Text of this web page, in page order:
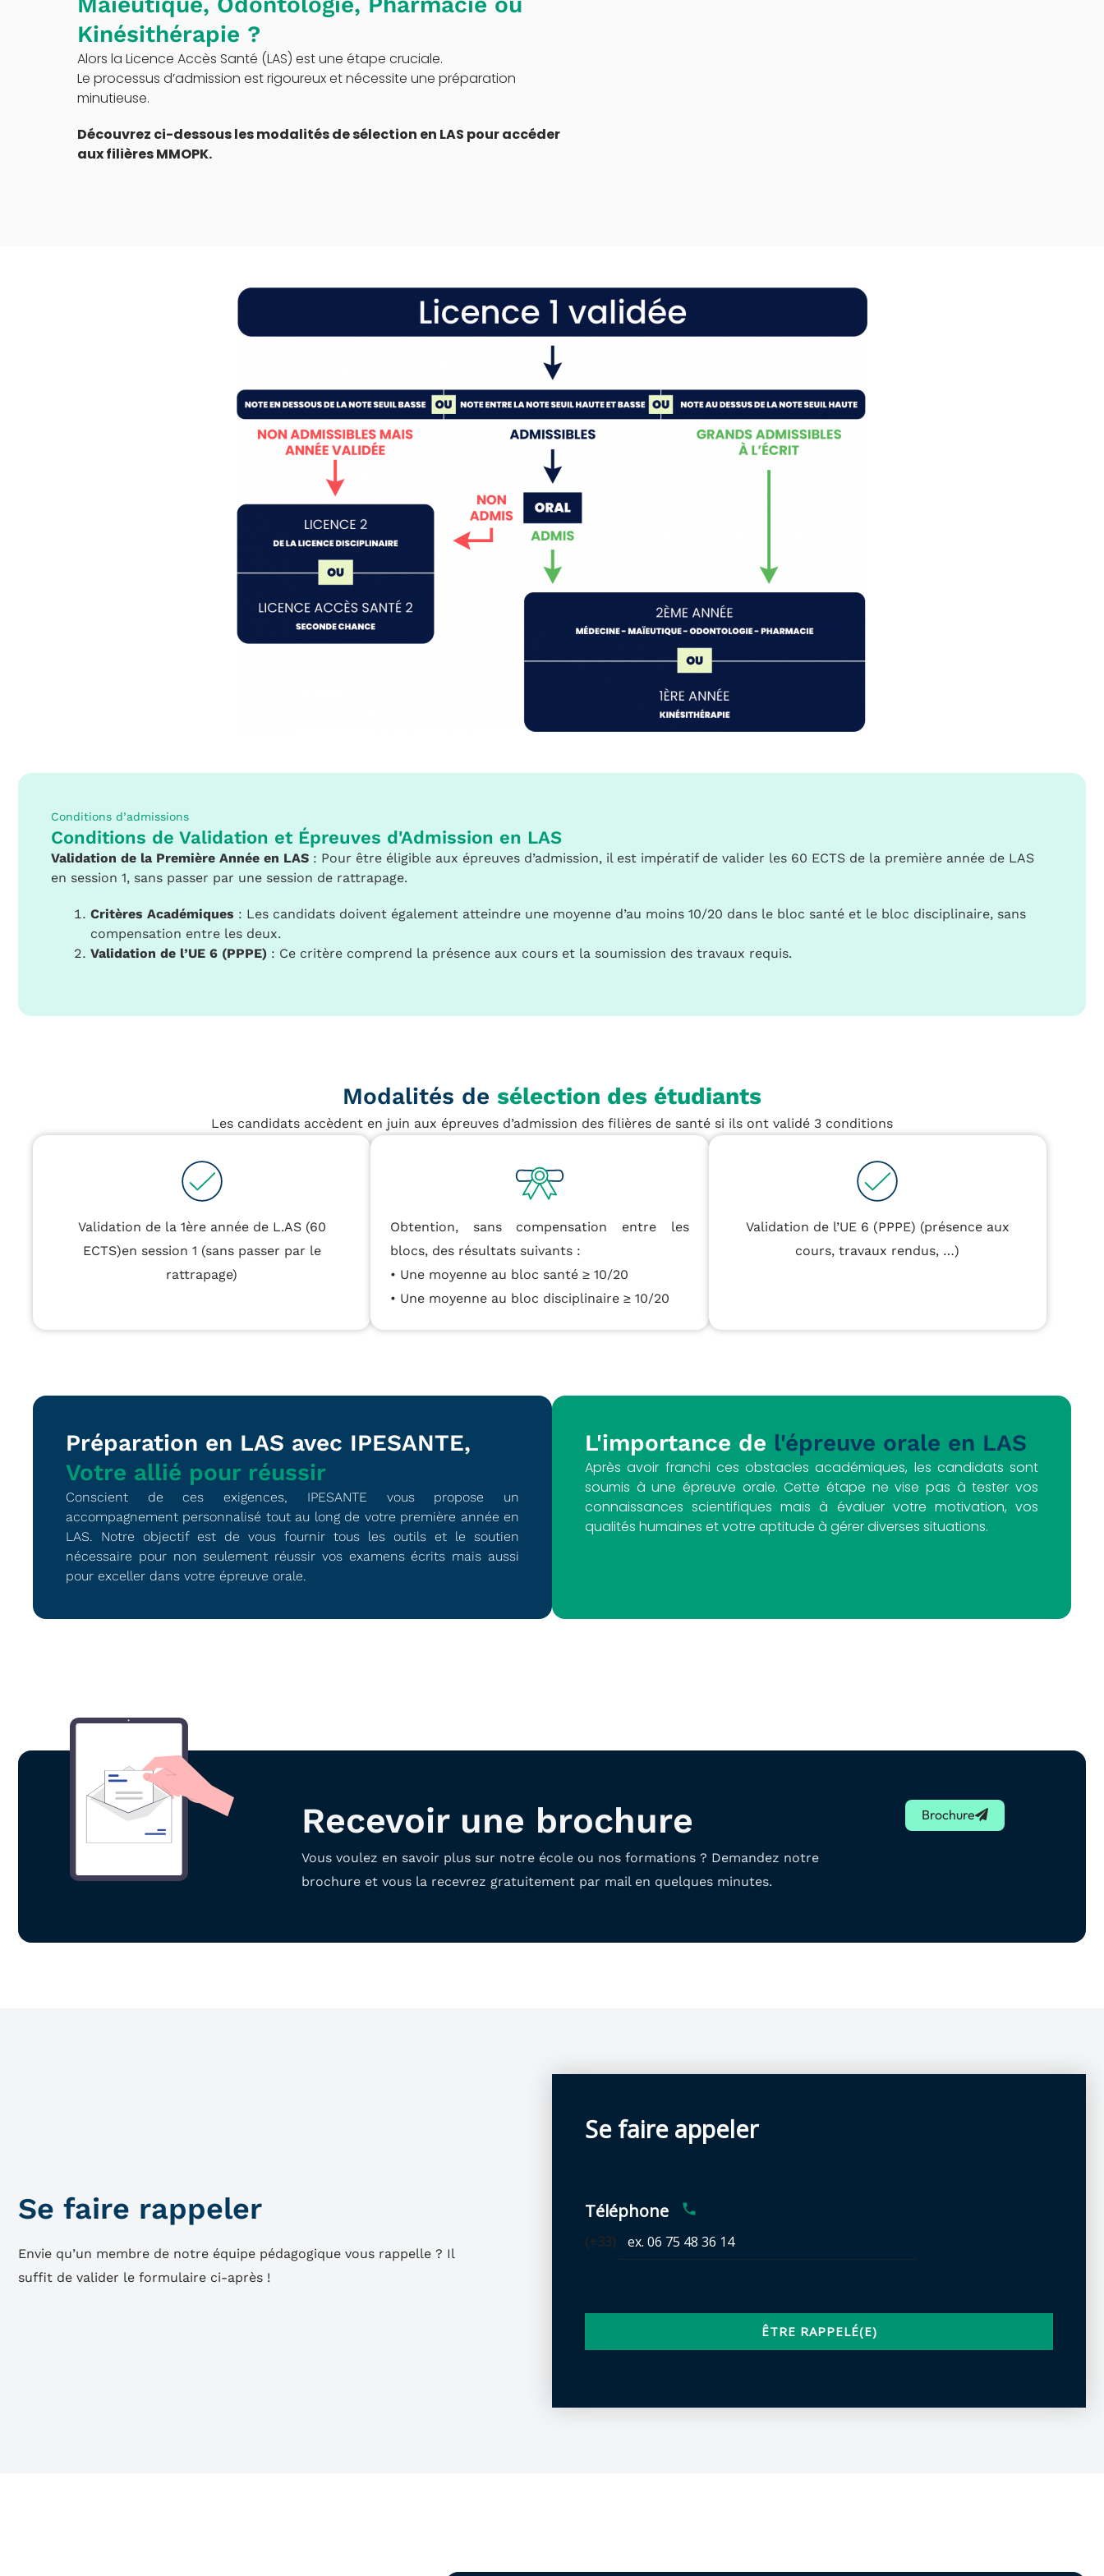
Kinésithérapie ?
Alors la Licence Accès Santé (LAS) est une étape cruciale.
Le processus d’admission est rigoureux et nécessite une préparation
minutieuse.
Découvrez ci-dessous les modalités de sélection en LAS pour accéder
aux filières MMOPK.
Conditions d’admissions
Conditions de Validation et Épreuves d'Admission en LAS
Validation de la Première Année en LAS : Pour être éligible aux épreuves d’admission, il est impératif de valider les 60 ECTS de la première année de LAS
en session 1, sans passer par une session de rattrapage.
Critères Académiques : Les candidats doivent également atteindre une moyenne d’au moins 10/20 dans le bloc santé et le bloc disciplinaire, sans
compensation entre les deux.
Validation de l’UE 6 (PPPE) : Ce critère comprend la présence aux cours et la soumission des travaux requis.
Modalités de sélection des étudiants​
Les candidats accèdent en juin aux épreuves d’admission des filières de santé si ils ont validé 3 conditions
Validation de la 1ère année de L.AS (60
ECTS)en session 1 (sans passer par le
rattrapage)
Obtention, sans compensation entre les
blocs, des résultats suivants :
• Une moyenne au bloc santé ≥ 10/20
• Une moyenne au bloc disciplinaire ≥ 10/20
Validation de l’UE 6 (PPPE) (présence aux
cours, travaux rendus, …)
Préparation en LAS avec IPESANTE,
Votre allié pour réussir
Conscient de ces exigences, IPESANTE vous propose un
accompagnement personnalisé tout au long de votre première année en
LAS. Notre objectif est de vous fournir tous les outils et le soutien
nécessaire pour non seulement réussir vos examens écrits mais aussi
pour exceller dans votre épreuve orale.
L'importance de l'épreuve orale en LAS
Après avoir franchi ces obstacles académiques, les candidats sont
soumis à une épreuve orale. Cette étape ne vise pas à tester vos
connaissances scientifiques mais à évaluer votre motivation, vos
qualités humaines et votre aptitude à gérer diverses situations.
Recevoir une brochure
Vous voulez en savoir plus sur notre école ou nos formations ? Demandez notre
brochure et vous la recevrez gratuitement par mail en quelques minutes.
Brochure
Se faire rappeler
Envie qu’un membre de notre équipe pédagogique vous rappelle ? Il
suffit de valider le formulaire ci-après !
Se faire appeler
Téléphone
(+33)